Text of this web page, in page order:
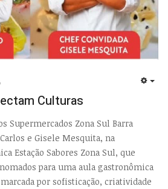
Culturas
Supermercados Zona Sul Barra
e Gisele Mesquita, na
Estação Sabores Zona Sul, que
para uma aula gastronômica
por sofisticação, criatividade